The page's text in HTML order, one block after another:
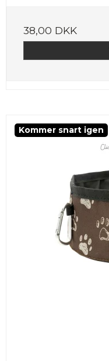
38,00 DKK
Kommer snart igen